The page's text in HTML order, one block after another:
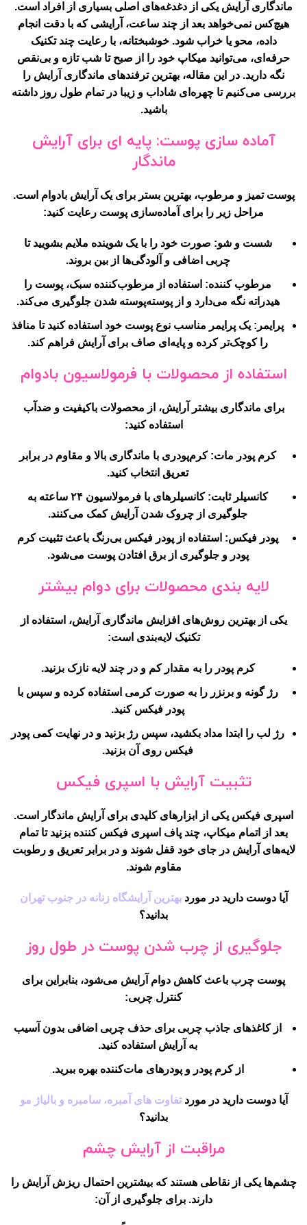
ماندگاری آرایش یکی از دغدغه‌های اصلی بسیاری از افراد است.
هیچ‌کس نمی‌خواهد بعد از چند ساعت، آرایشی که با دقت انجام
داده، محو یا خراب شود. خوشبختانه، با رعایت چند تکنیک
حرفه‌ای، می‌توانید میکاپ خود را از صبح تا شب تازه و بی‌نقص
نگه دارید. در این مقاله، بهترین ترفندهای ماندگاری آرایش را
بررسی می‌کنیم تا چهره‌ای شاداب و زیبا در تمام طول روز داشته
باشید.
آماده سازی پوست: پایه ای برای آرایش
ماندگار
پوست تمیز و مرطوب، بهترین بستر برای یک آرایش بادوام است.
مراحل زیر را برای آماده‌سازی پوست رعایت کنید:
شست و شو: صورت خود را با یک شوینده ملایم بشویید تا
چربی اضافی و آلودگی‌ها از بین بروند.
مرطوب کننده: استفاده از مرطوب‌کننده سبک، پوست را
هیدراته نگه می‌دارد و از پوسته‌پوسته شدن جلوگیری می‌کند.
پرایمر: یک پرایمر مناسب نوع پوست خود استفاده کنید تا منافذ
را کوچک‌تر کرده و پایه‌ای صاف برای آرایش فراهم کند.
استفاده از محصولات با فرمولاسیون بادوام
برای ماندگاری بیشتر آرایش، از محصولات باکیفیت و ضدآب
استفاده کنید:
کرم پودر مات: کرم‌پودری با ماندگاری بالا و مقاوم در برابر
تعریق انتخاب کنید.
کانسیلر ثابت:
کانسیلرهای با فرمولاسیون ۲۴ ساعته به
جلوگیری از چروک شدن آرایش کمک می‌کنند.
پودر فیکس: استفاده از پودر فیکس بی‌رنگ باعث تثبیت کرم
پودر و جلوگیری از برق افتادن پوست می‌شود.
لایه بندی محصولات برای دوام بیشتر
یکی از بهترین روش‌های افزایش ماندگاری آرایش، استفاده از
تکنیک لایه‌بندی است:
کرم پودر را به مقدار کم و در چند لایه نازک بزنید.
رژ گونه و برنزر را به صورت کرمی استفاده کرده و سپس با
پودر فیکس کنید.
رژ لب را ابتدا مداد بکشید، سپس رژ بزنید و در نهایت کمی پودر
فیکس روی آن بزنید.
تثبیت آرایش با اسپری فیکس
اسپری فیکس یکی از ابزارهای کلیدی برای آرایش ماندگار است.
بعد از اتمام میکاپ، چند پاف اسپری فیکس کننده بزنید تا تمام
لایه‌های آرایش در جای خود قفل شوند و در برابر تعریق و رطوبت
مقاوم شوند.
آیا دوست دارید در موردبهترین آرایشگاه زنانه در جنوب تهران
بدانید؟
جلوگیری از چرب شدن پوست در طول روز
پوست چرب باعث کاهش دوام آرایش می‌شود، بنابراین برای
کنترل چربی:
از کاغذهای جاذب چربی برای حذف چربی اضافی بدون آسیب
به آرایش استفاده کنید.
از کرم پودر و پودرهای مات‌کننده بهره ببرید.
آیا دوست دارید در موردتفاوت های آمبره، سامبره و بالیاژ مو
بدانید؟
مراقبت از آرایش چشم
چشم‌ها یکی از نقاطی هستند که بیشترین احتمال ریزش آرایش را
دارند. برای جلوگیری از آن: